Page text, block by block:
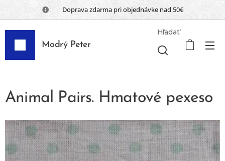
📦 Doprava zdarma pri objednávke nad 50€
Modrý Peter
Hľadať
Animal Pairs. Hmatové pexeso